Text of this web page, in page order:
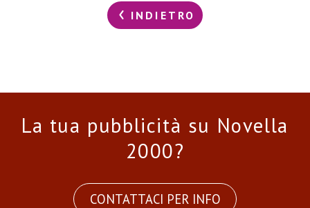
INDIETRO
La tua pubblicità su Novella
2000?
CONTATTACI PER INFO